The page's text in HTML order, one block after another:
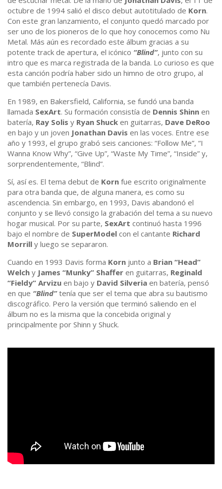
octubre de 1994 salió el disco debut autotitulado de Korn.
Con este gran lanzamiento, el conjunto quedó marcado por
ser uno de los pioneros de lo que hoy conocemos como Nu
Metal. Más aún es recordado este álbum gracias a su
potente track de apertura, el icónico “Blind”, junto con su
intro que es marca registrada de la banda. Lo curioso es que
esta canción podría haber sido un himno de otro grupo, al
que también pertenecía Davis.
En 1989, en Bakersfield, California, se fundó una banda
llamada SexArt. Su formación consistía de Dennis Shinn en
batería, Ray Solis y Ryan Shuck en guitarras, Dave DeRoo
en bajo y un joven Jonathan Davis en las voces. Entre ese
año y 1993, el grupo grabó seis canciones: “Follow Me”, “I
Wanna Know Why”, “Give Up”, “Waste My Time”, “Inside” y,
sorprendentemente, “Blind”.
Sí, así es. El tema debut de Korn fue escrito originalmente
para otra banda que, de alguna manera, es como su
ascendencia. Sin embargo, en 1993, Davis abandonó el
conjunto y se llevó consigo la grabación del tema a su nuevo
hogar musical. Por su parte, SexArt continuó hasta 1996
bajo el nombre de SuperModel con el cantante Richard
Morrill y luego se separaron.
Cuando en 1993 Davis forma Korn junto a Brian “Head”
Welch y James “Munky” Shaffer en guitarras, Reginald
“Fieldy” Arvizu en bajo y David Silveria en batería, pensó
en que “Blind”tenía que ser el tema que abra su bautismo
discográfico. Pero la versión que terminó saliendo en el
álbum no es la misma que la concebida original y
principalmente por Shinn y Shuck.